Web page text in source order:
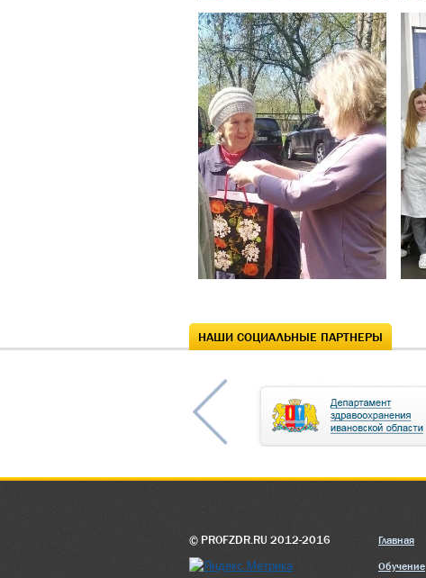
НАШИ СОЦИАЛЬНЫЕ ПАРТНЕРЫ
© PROFZDR.RU 2012-2016 Главная
Обучение